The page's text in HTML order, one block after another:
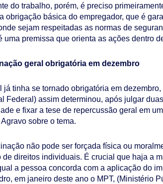
do trabalho, porém, é preciso
obrigação básica do empregador, que é
sejam respeitadas as normas de
uma premissa que orienta as ações dentro
geral obrigatória em dezembro
já tinha se tornado obrigatória em
Federal) assim determinou, após julgar
e fixar a tese de repercussão geral em
sobre o tema.
não pode ser forçada física ou
de direitos individuais. É crucial que haja a
a pessoa concorda com a aplicação do
em janeiro deste ano o MPT, (Ministério